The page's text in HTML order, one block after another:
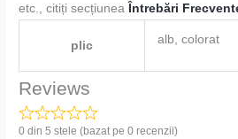
etc., citiți secțiunea Întrebări
plic alb, colorat
Reviews
0 din 5 stele (bazat pe 0 recenzii)